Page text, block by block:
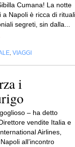
Cumana! La notte
a Napoli è ricca di rituali
segreti, sin dalla...
VIAGGI
i
– ha detto
vendite Italia e
Airlines,
all’incontro